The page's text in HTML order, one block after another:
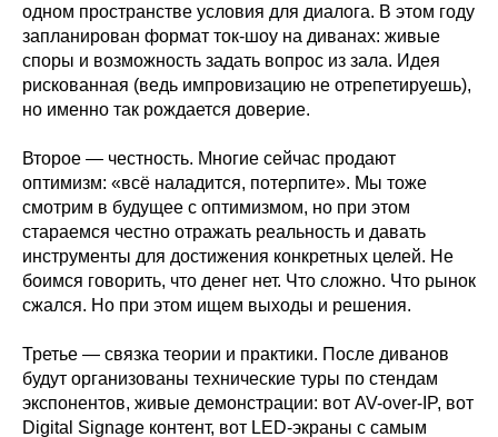
одном пространстве условия для диалога. В этом году
запланирован формат ток-шоу на диванах: живые
споры и возможность задать вопрос из зала. Идея
рискованная (ведь импровизацию не отрепетируешь),
но именно так рождается доверие.
Второе — честность. Многие сейчас продают
оптимизм: «всё наладится, потерпите». Мы тоже
смотрим в будущее с оптимизмом, но при этом
стараемся честно отражать реальность и давать
инструменты для достижения конкретных целей. Не
боимся говорить, что денег нет. Что сложно. Что рынок
сжался. Но при этом ищем выходы и решения.
Третье — связка теории и практики. После диванов
будут организованы технические туры по стендам
экспонентов, живые демонстрации: вот AV-over-IP, вот
Digital Signage контент, вот LED-экраны с самым